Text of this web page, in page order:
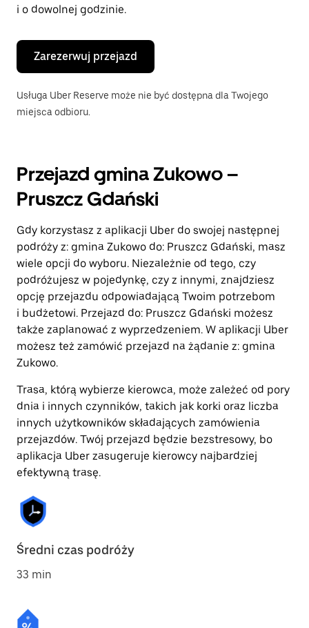
i o dowolnej godzinie.
Zarezerwuj przejazd
Usługa Uber Reserve może nie być dostępna dla Twojego
miejsca odbioru.
Przejazd gmina Zukowo –
Pruszcz Gdański
Gdy korzystasz z aplikacji Uber do swojej następnej
podróży z: gmina Zukowo do: Pruszcz Gdański, masz
wiele opcji do wyboru. Niezależnie od tego, czy
podróżujesz w pojedynkę, czy z innymi, znajdziesz
opcję przejazdu odpowiadającą Twoim potrzebom
i budżetowi. Przejazd do: Pruszcz Gdański możesz
także zaplanować z wyprzedzeniem. W aplikacji Uber
możesz też zamówić przejazd na żądanie z: gmina
Zukowo.
Trasa, którą wybierze kierowca, może zależeć od pory
dnia i innych czynników, takich jak korki oraz liczba
innych użytkowników składających zamówienia
przejazdów. Twój przejazd będzie bezstresowy, bo
aplikacja Uber zasugeruje kierowcy najbardziej
efektywną trasę.
Średni czas podróży
33 min